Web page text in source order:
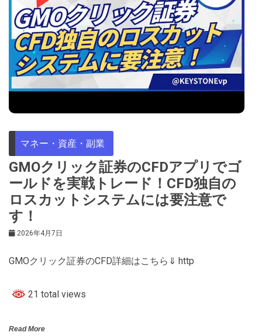
マネー・資産・副業
GMOクリック証券のCFDアプリでゴ
ールドを実戦トレード！CFD独自の
ロスカットシステムには要注意で
す！
2026年4月7日
GMOクリック証券のCFD詳細はこちら⇓ http
21 total views
Read More